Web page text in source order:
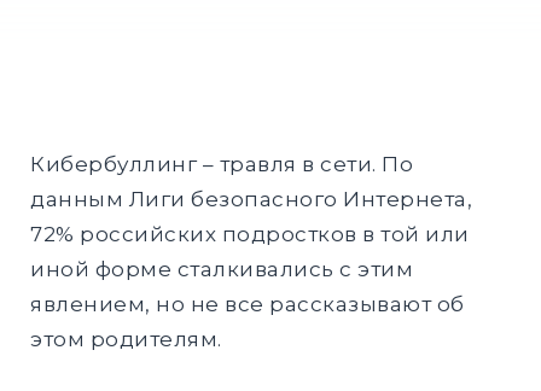
EXPAND
EXPAND
Кибербуллинг – травля в сети. По
данным Лиги безопасного Интернета,
72% российских подростков в той или
иной форме сталкивались с этим
явлением, но не все рассказывают об
этом родителям.